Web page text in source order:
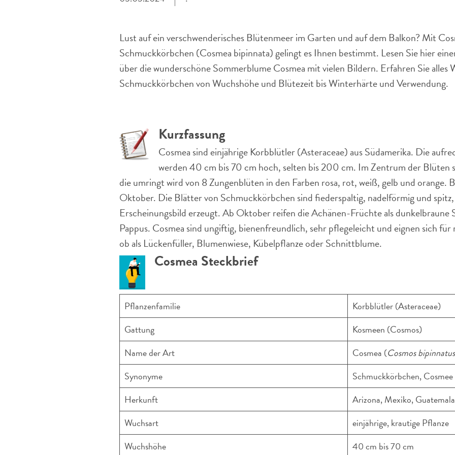
Lust auf ein verschwenderisches Blütenmeer im Garten und auf dem Balkon? Mit
Schmuckkörbchen (Cosmea bipinnata) gelingt es Ihnen bestimmt. Lesen Sie hier
über die wunderschöne Sommerblume Cosmea mit vielen Bildern. Erfahren Sie alles
Schmuckkörbchen von Wuchshöhe und Blütezeit bis Winterhärte und Verwendung.
Kurzfassung
Cosmea sind einjährige Korbblütler (Asteraceae) aus Südamerika. Die
werden 40 cm bis 70 cm hoch, selten bis 200 cm. Im Zentrum der Blüten
die umringt wird von 8 Zungenblüten in den Farben rosa, rot, weiß, gelb und orange.
Oktober. Die Blätter von Schmuckkörbchen sind fiederspaltig, nadelförmig und spitz,
Erscheinungsbild erzeugt. Ab Oktober reifen die Achänen-Früchte als dunkelbraune
Pappus. Cosmea sind ungiftig, bienenfreundlich, sehr pflegeleicht und eignen sich
ob als Lückenfüller, Blumenwiese, Kübelpflanze oder Schnittblume.
Cosmea Steckbrief
Pflanzenfamilie
Korbblütler (Asteraceae)
Gattung
Kosmeen (Cosmos)
Name der Art
Cosmea (Cosmos bipinnatus
Synonyme
Schmuckkörbchen, Cosmee
Herkunft
Arizona, Mexiko, Guatemala
Wuchsart
einjährige, krautige Pflanze
Wuchshöhe
40 cm bis 70 cm